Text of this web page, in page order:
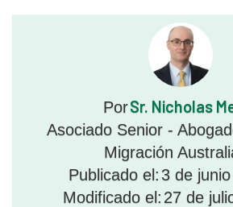
PorSr. Nicholas
Asociado Senior -
Migración
Publicado el: 3 de
Modificado el: 27 de